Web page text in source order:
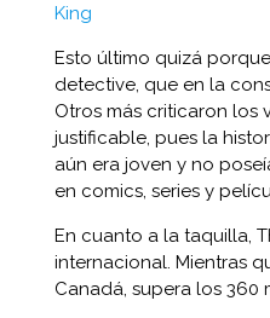
King
Esto último quizá
detective, que en la
Otros más criticaron los
justificable, pues la
aún era joven y no
en comics, series y
En cuanto a la taquilla,
internacional. Mientras
Canadá, supera los 360